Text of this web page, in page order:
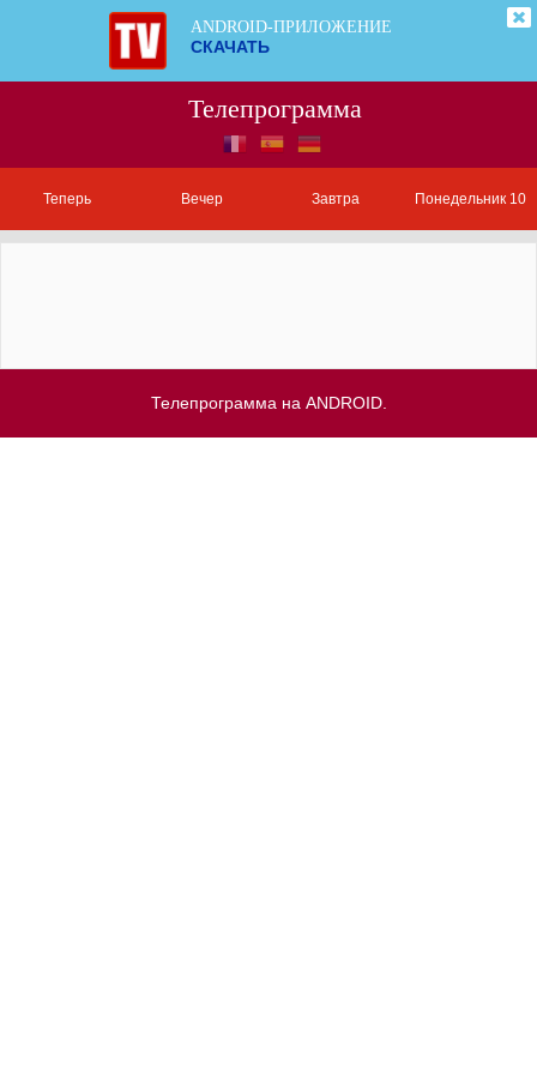
ANDROID-ПРИЛОЖЕНИЕ
СКАЧАТЬ
Телепрограмма
Теперь Вечер Завтра Понедельник 10
Телепрограмма на ANDROID.